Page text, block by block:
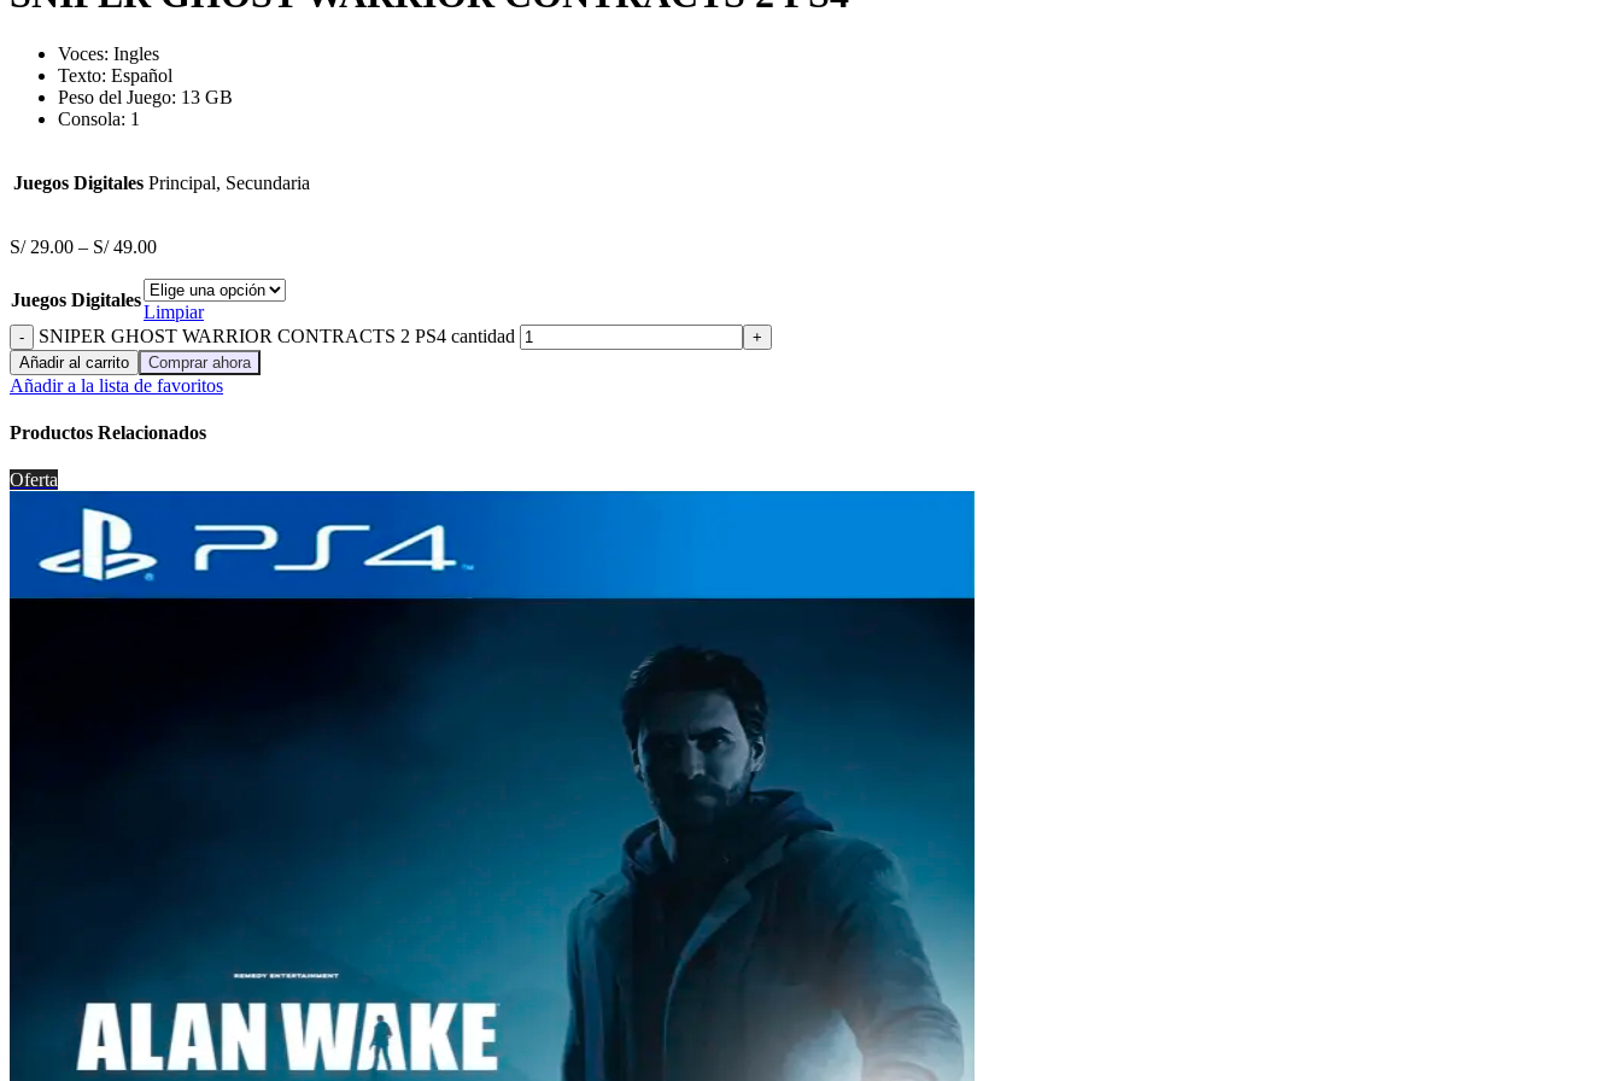
Voces: Ingles
Texto: Español
Peso del Juego: 13 GB
Consola: 1
Juegos Digitales Principal, Secundaria
S/29.00 – S/49.00
Juegos Digitales
Limpiar
SNIPER GHOST WARRIOR CONTRACTS 2 PS4 cantidad
Añadir al carrito Comprar ahora
Añadir a la lista de favoritos
Productos Relacionados
Oferta